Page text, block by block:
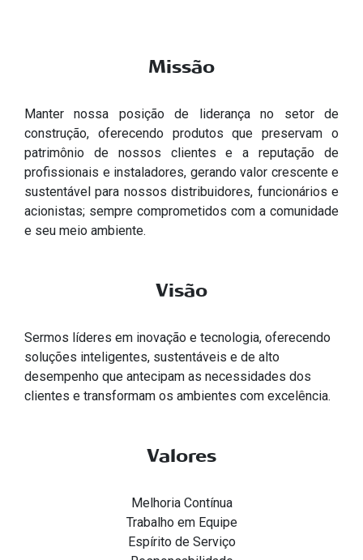
Missão
Manter nossa posição de liderança no setor de
construção, oferecendo produtos que preservam o
patrimônio de nossos clientes e a reputação de
profissionais e instaladores, gerando valor crescente e
sustentável para nossos distribuidores, funcionários e
acionistas; sempre comprometidos com a comunidade
e seu meio ambiente.
Visão
Sermos líderes em inovação e tecnologia, oferecendo
soluções inteligentes, sustentáveis e de alto
desempenho que antecipam as necessidades dos
clientes e transformam os ambientes com excelência.
Valores
Melhoria Contínua
Trabalho em Equipe
Espírito de Serviço